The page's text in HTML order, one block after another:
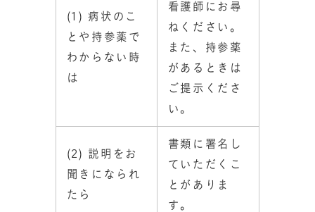
(1) 病状のこ
とや持参薬で
わからない時
は
看護師にお尋
ねください。
また、持参薬
があるときは
ご提示くださ
い。
(2) 説明をお
聞きになられ
たら
書類に署名し
ていただくこ
とがありま
す。